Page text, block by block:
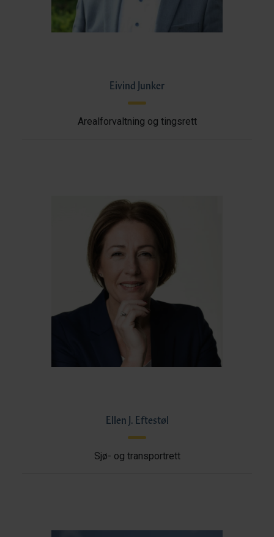
Eivind Junker
Arealforvaltning og tingsrett
Ellen J. Eftestøl
Sjø- og transportrett